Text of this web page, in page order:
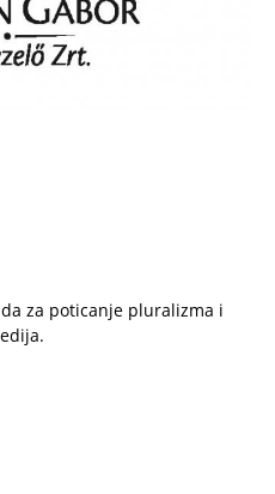
za poticanje pluralizma i